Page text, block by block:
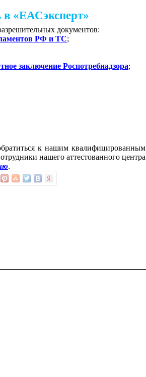
«ЕАСэксперт»
документов:
РФ и ТС;
заключение Роспотребнадзора;
к нашим квалифицированным
нашего аттестованного центра
.